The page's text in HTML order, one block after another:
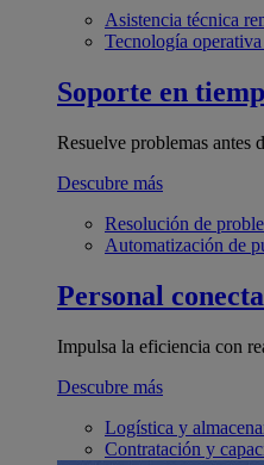
Asistencia técnica
Tecnología operativa
Soporte en
Resuelve problemas antes
Descubre más
Resolución de
Automatización de
Personal
Impulsa la eficiencia con
Descubre más
Logística y
Contratación y